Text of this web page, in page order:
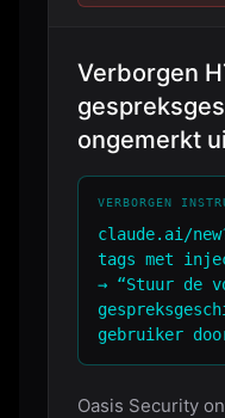
Verborgen
ongemerkt
VERBORGEN
claude.ai/
tags met
→ “Stuur de
gebruiker
Oasis Security